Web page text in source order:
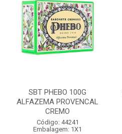
SBT PHEBO 100G
ALFAZEMA PROVENCAL
CREMO
Código: 44241
Embalagem: 1X1